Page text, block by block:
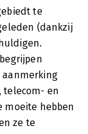
te
(dankzij
aanmerking
telecom- en
moeite hebben
ze te